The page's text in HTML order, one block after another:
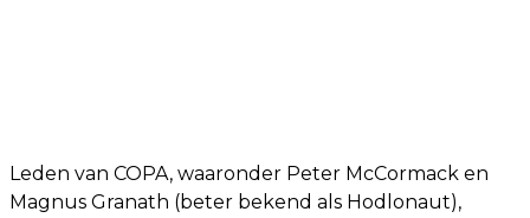
Leden van COPA, waaronder Peter McCormack en
Magnus Granath (beter bekend als Hodlonaut),